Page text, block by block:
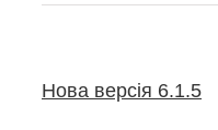
Нова версія 6.1.5